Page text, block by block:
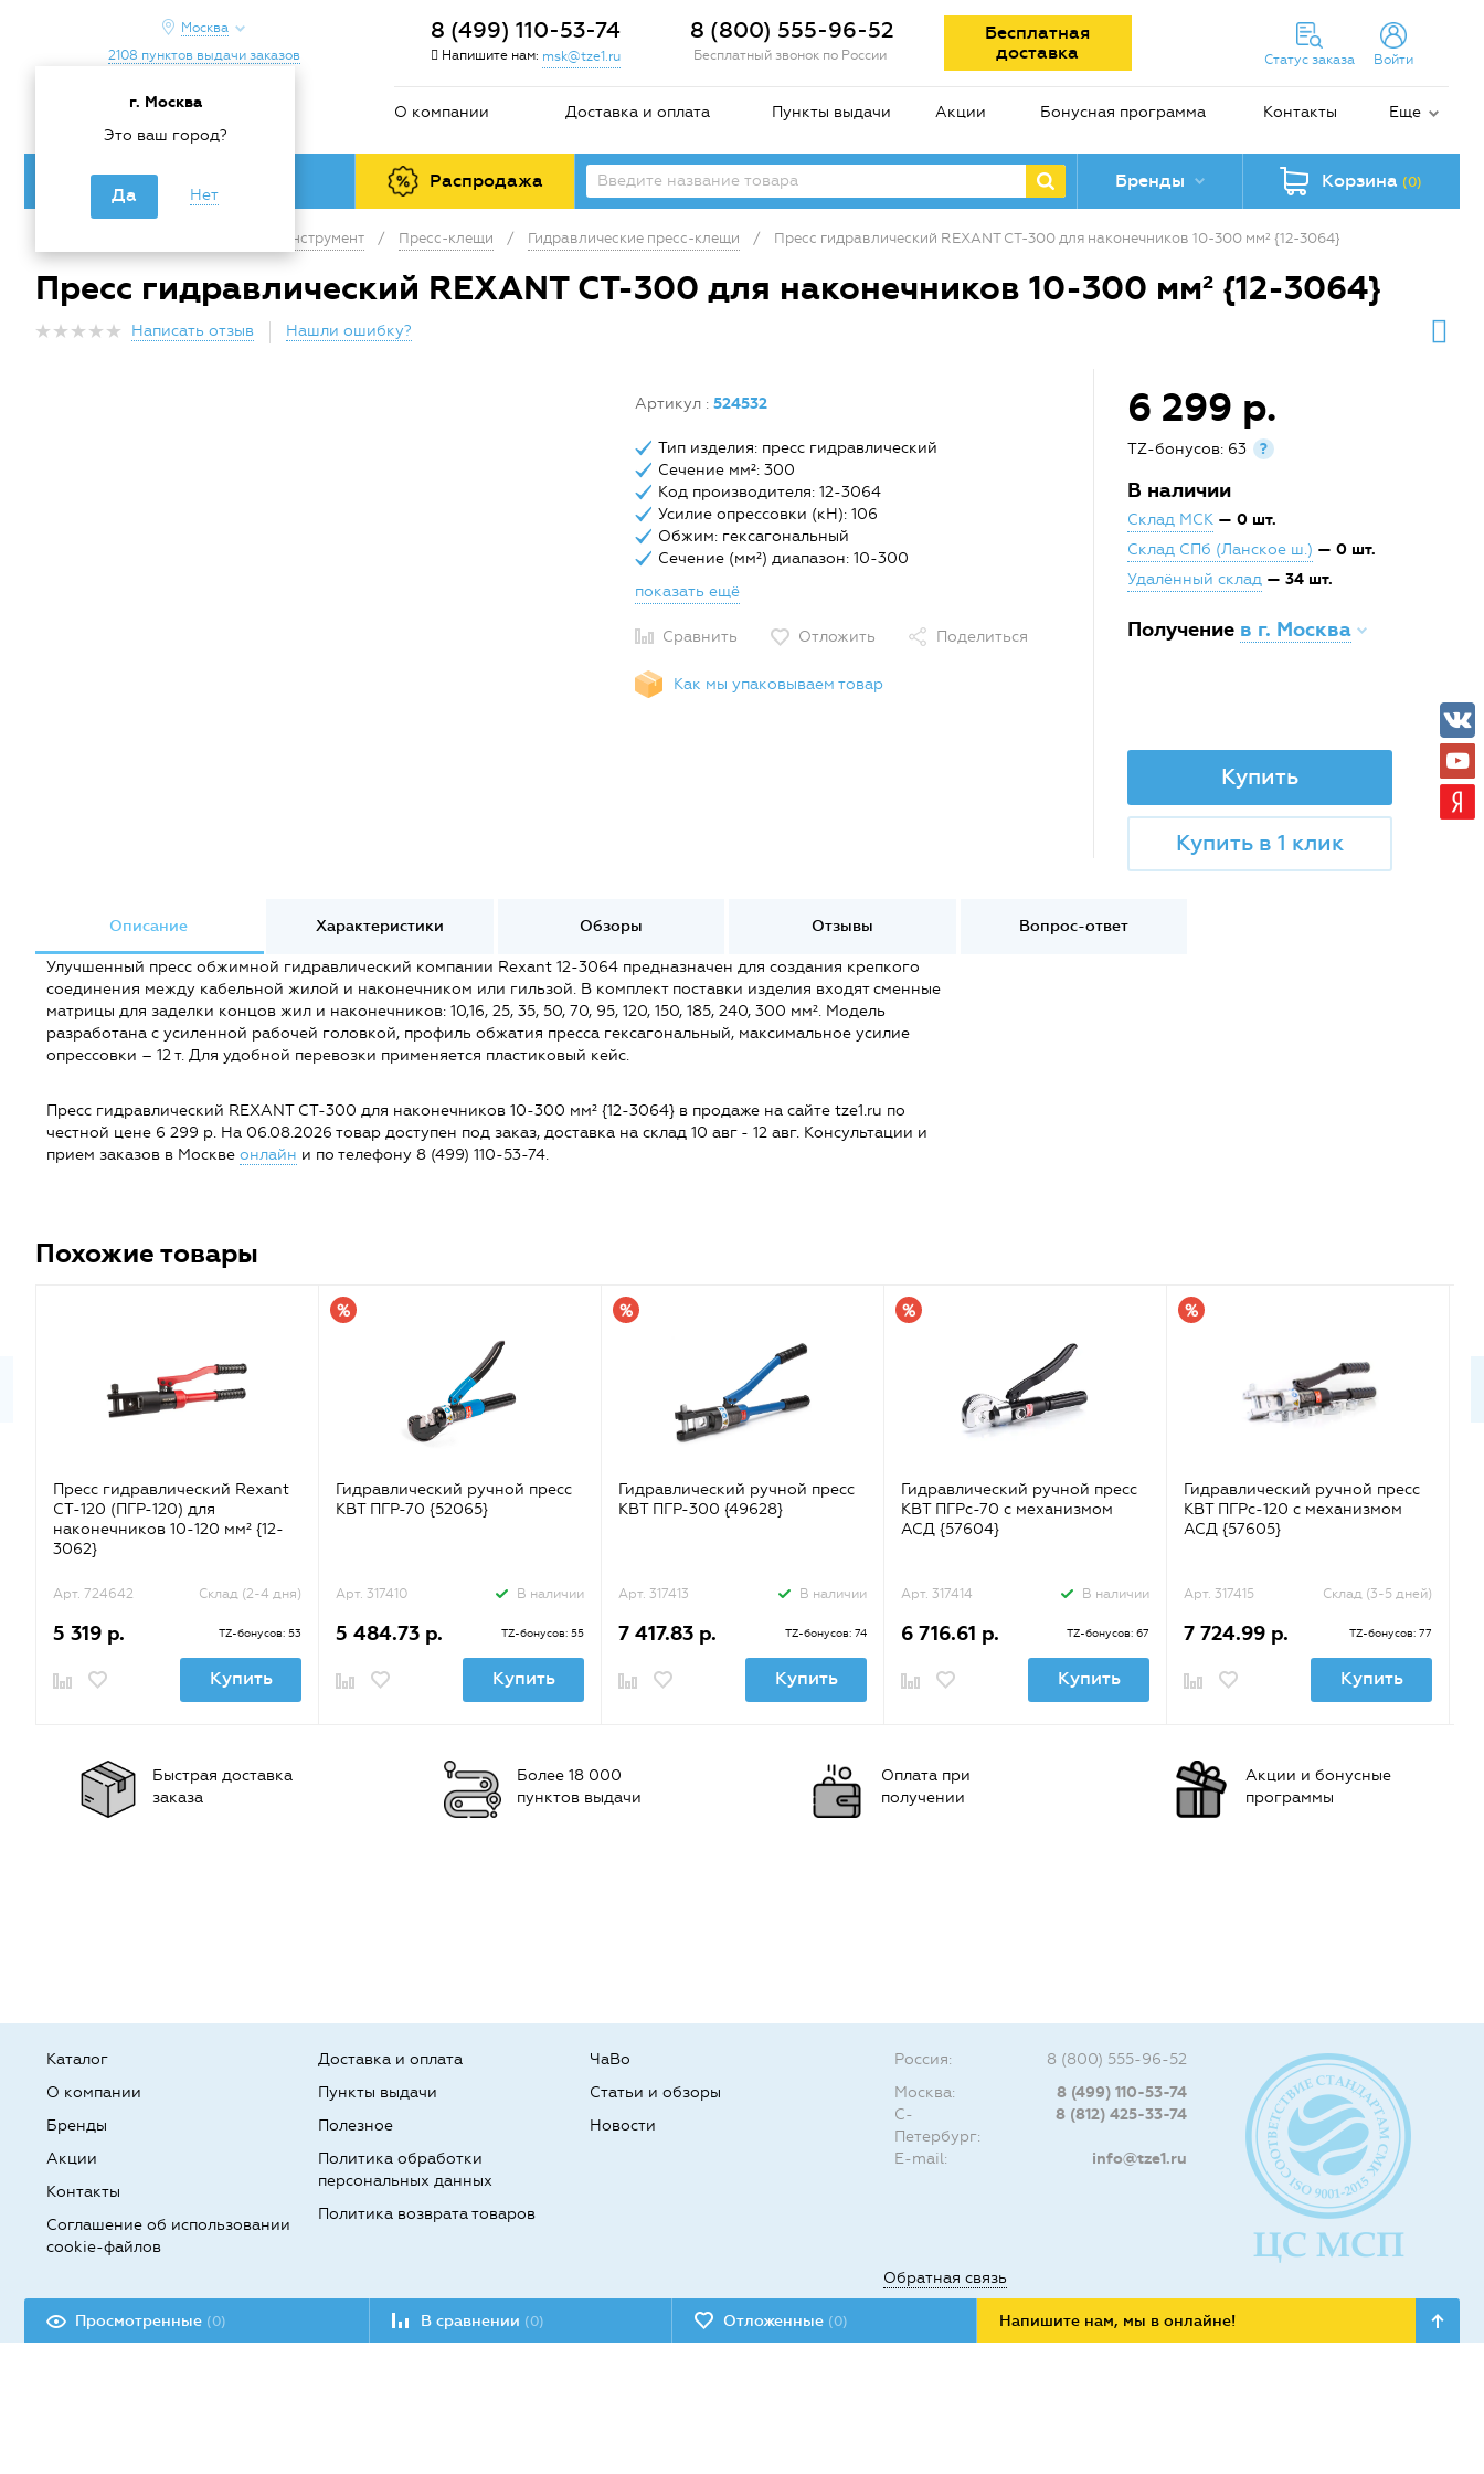
Москва
г. Москва
Это ваш город?
Да Нет
2108 пунктов выдачи заказов
8 (499) 110-53-74
Напишите нам: msk@tze1.ru
8 (800) 555-96-52
Бесплатный звонок по России
Бесплатная
доставка
Статус заказа Войти
О компании Доставка и оплата Пункты выдачи Акции Бонусная программа Контакты Еще
Каталог товаров Распродажа Бренды Корзина (0)
Ручной инструмент / Пресс-клещи / Гидравлические пресс-клещи / Пресс гидравлический REXANT CT-300 для наконечников 10-300 мм² {12-3064}
Пресс гидравлический REXANT CT-300 для наконечников 10-300 мм² {12-3064}
Написать отзыв Нашли ошибку?
Артикул : 524532
Тип изделия: пресс гидравлический
Сечение мм²: 300
Код производителя: 12-3064
Усилие опрессовки (кН): 106
Обжим: гексагональный
Сечение (мм²) диапазон: 10-300
показать ещё
Сравнить Отложить Поделиться
Как мы упаковываем товар
6 299 р.
TZ-бонусов: 63 ?
В наличии
Склад МСК — 0 шт.
Склад СПб (Ланское ш.) — 0 шт.
Удалённый склад — 34 шт.
Получение в г. Москва
Купить
Купить в 1 клик
Описание Характеристики Обзоры Отзывы Вопрос-ответ
Улучшенный пресс обжимной гидравлический компании Rexant 12-3064 предназначен для создания крепкого
соединения между кабельной жилой и наконечником или гильзой. В комплект поставки изделия входят сменные
матрицы для заделки концов жил и наконечников: 10,16, 25, 35, 50, 70, 95, 120, 150, 185, 240, 300 мм². Модель
разработана с усиленной рабочей головкой, профиль обжатия пресса гексагональный, максимальное усилие
опрессовки – 12 т. Для удобной перевозки применяется пластиковый кейс.
Пресс гидравлический REXANT CT-300 для наконечников 10-300 мм² {12-3064} в продаже на сайте tze1.ru по
честной цене 6 299 р. На 06.08.2026 товар доступен под заказ, доставка на склад 10 авг - 12 авг. Консультации и
прием заказов в Москве онлайн и по телефону 8 (499) 110-53-74.
Похожие товары
Пресс гидравлический Rexant
CT-120 (ПГР-120) для
наконечников 10-120 мм² {12-
3062}
Арт. 724642 Склад (2-4 дня)
5 319 р. TZ-бонусов: 53
Купить
Гидравлический ручной пресс
КВТ ПГР-70 {52065}
Арт. 317410 В наличии
5 484.73 р. TZ-бонусов: 55
Купить
Гидравлический ручной пресс
КВТ ПГР-300 {49628}
Арт. 317413 В наличии
7 417.83 р. TZ-бонусов: 74
Купить
Гидравлический ручной пресс
КВТ ПГРс-70 с механизмом
АСД {57604}
Арт. 317414 В наличии
6 716.61 р. TZ-бонусов: 67
Купить
Гидравлический ручной пресс
КВТ ПГРс-120 с механизмом
АСД {57605}
Арт. 317415 Склад (3-5 дней)
7 724.99 р. TZ-бонусов: 77
Купить
Быстрая доставка
заказа
Более 18 000
пунктов выдачи
Оплата при
получении
Акции и бонусные
программы
Каталог
О компании
Бренды
Доставка и оплата
Пункты выдачи
Полезное
ЧаВо
Статьи и обзоры
Новости
Акции
Контакты
Соглашение об использовании
cookie-файлов
Политика обработки
персональных данных
Политика возврата товаров
Разработка сайта:
Россия:
8 (800) 555-96-52
Москва:
8 (499) 110-53-74
С-
Петербург:
8 (812) 425-33-74
E-mail: info@tze1.ru
Обратная связь
Просмотренные (0) В сравнении (0) Отложенные (0) Напишите нам, мы в онлайне!